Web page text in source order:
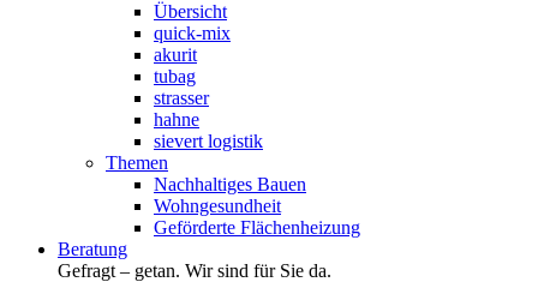
Übersicht
quick-mix
akurit
tubag
strasser
hahne
sievert logistik
Themen
Nachhaltiges Bauen
Wohngesundheit
Geförderte Flächenheizung
Beratung
Gefragt – getan. Wir sind für Sie da.